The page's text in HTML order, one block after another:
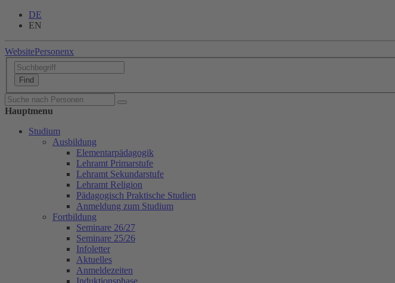
DE
EN
WebsitePersonenx
Hauptmenu
Studium
Ausbildung
Elementarpädagogik
Lehramt Primarstufe
Lehramt Sekundarstufe
Lehramt Religion
Pädagogisch Praktische Studien
Anmeldung zum Studium
Fortbildung
Seminare 26/27
Seminare 25/26
Infoletter
Aktuelles
Anmeldezeiten